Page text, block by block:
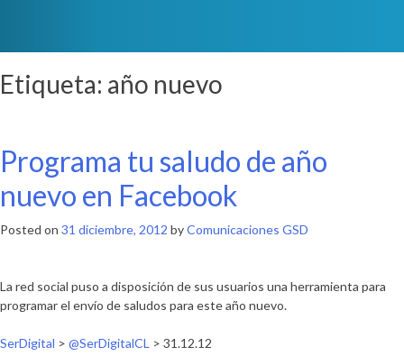
Etiqueta: año nuevo
Programa tu saludo de año
nuevo en Facebook
Posted on 31 diciembre, 2012 byComunicaciones GSD
La red social puso a disposición de sus usuarios una herramienta para
programar el envío de saludos para este año nuevo.
SerDigital > @SerDigitalCL > 31.12.12